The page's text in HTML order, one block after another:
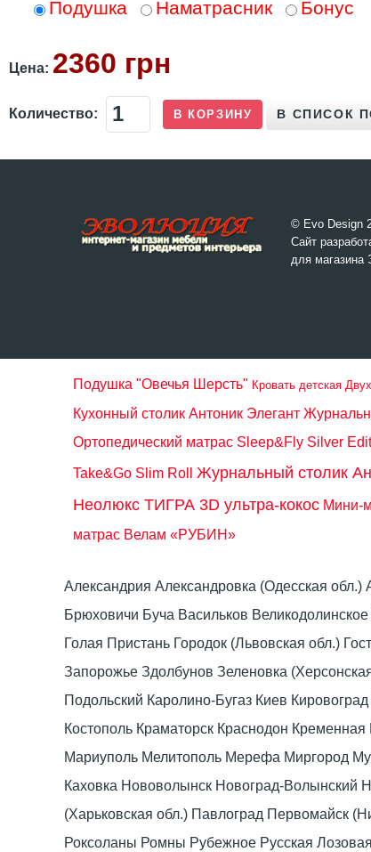
Подушка Наматрасник Бонус
Цена: 2360 грн
Количество:
© Evo Design
Сайт
для магазина
Подушка "Овечья Шерсть" Кровать детская
Кухонный столик Антоник Элегант
Ортопедический матрас Sleep&Fly Silver
Take&Go Slim Roll Журнальный столик
Неолюкс ТИГРА 3D ультра-кокос Мини-
матрас Велам «РУБИН»
Александрия Александровка (Одесская
Брюховичи Буча Васильков
Голая Пристань Городок (Львовская обл.)
Запорожье Здолбунов Зеленовка
Подольский Каролино-Бугаз Киев
Костополь Краматорск Краснодон
Мариуполь Мелитополь Мерефа Миргород
Каховка Нововолынск Новоград-
(Харьковская обл.) Павлоград Первомайск
Роксоланы Ромны Рубежное Русская